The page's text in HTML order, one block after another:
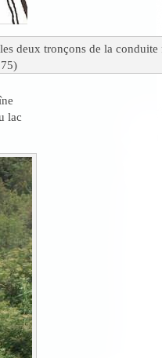
deux tronçons de la
lac